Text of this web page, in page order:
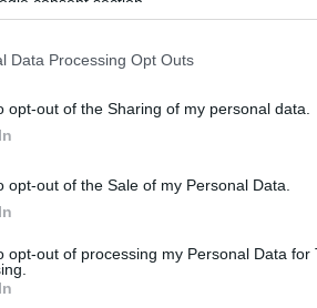
Data Processing Opt Outs
opt-out of the Sharing of my personal data.
opt-out of the Sale of my Personal Data.
opt-out of processing my Personal Data for
nyelvben a parkot
tudni, hogy Aggtelek
Lokáció És
Mi a különbség? -
körzet ...
Magyarországon 323
jelentőségű, és egyedi
tájvédelmi körzet, 172
emlék. Mostani